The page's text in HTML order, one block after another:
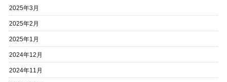
2025年3月
2025年2月
2025年1月
2024年12月
2024年11月